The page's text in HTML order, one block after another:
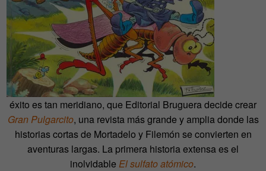
éxito es tan meridiano, que Editorial Bruguera decide crear
Gran Pulgarcito, una revista más grande y amplia donde las
historias cortas de Mortadelo y Filemón se convierten en
aventuras largas. La primera historia extensa es el
inolvidable El sulfato atómico.